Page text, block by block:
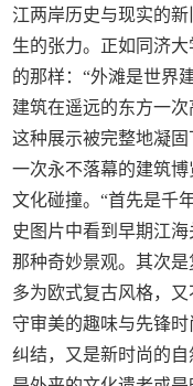
江两岸历史与现实的
生的张力。正如同济
的那样：“外滩是世界
建筑在遥远的东方一次
这种展示被完整地凝固
一次永不落幕的建筑
文化碰撞。“首先是千
史图片中看到早期江
那种奇妙景观。其次
多为欧式复古风格，
守审美的趣味与先锋
纠结，又是新时尚的